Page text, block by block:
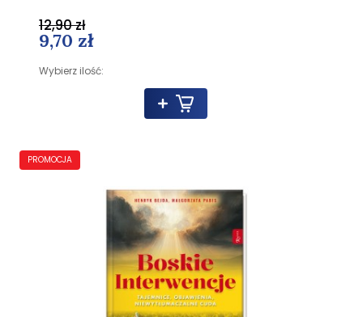
9,70 zł
Wybierz ilość:
12,90 zł
PROMOCJA